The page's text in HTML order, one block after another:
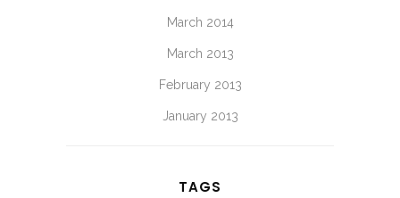
March 2014
March 2013
February 2013
January 2013
TAGS